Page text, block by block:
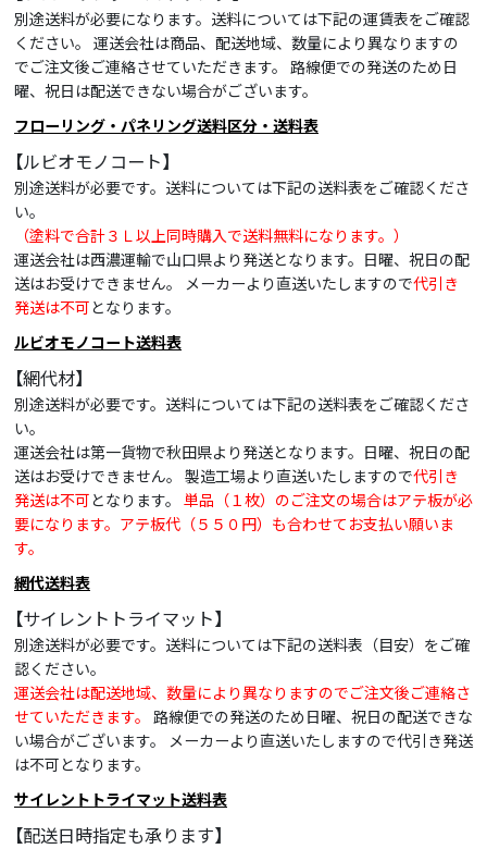
別途送料が必要になります。送料については下記の運賃表をご確認
ください。 運送会社は商品、配送地域、数量により異なりますの
でご注文後ご連絡させていただきます。 路線便での発送のため日
曜、祝日は配送できない場合がございます。
フローリング・パネリング送料区分・送料表
【ルビオモノコート】
別途送料が必要です。送料については下記の送料表をご確認くださ
い。
（塗料で合計３Ｌ以上同時購入で送料無料になります。）
運送会社は西濃運輸で山口県より発送となります。日曜、祝日の配
送はお受けできません。 メーカーより直送いたしますので代引き
発送は不可となります。
ルビオモノコート送料表
【網代材】
別途送料が必要です。送料については下記の送料表をご確認くださ
い。
運送会社は第一貨物で秋田県より発送となります。日曜、祝日の配
送はお受けできません。 製造工場より直送いたしますので代引き
発送は不可となります。 単品（１枚）のご注文の場合はアテ板が必
要になります。アテ板代（５５０円）も合わせてお支払い願いま
す。
網代送料表
【サイレントトライマット】
別途送料が必要です。送料については下記の送料表（目安）をご確
認ください。
運送会社は配送地域、数量により異なりますのでご注文後ご連絡さ
せていただきます。
路線便での発送のため日曜、祝日の配送できな
い場合がございます。 メーカーより直送いたしますので代引き発送
は不可となります。
サイレントトライマット送料表
【配送日時指定も承ります】